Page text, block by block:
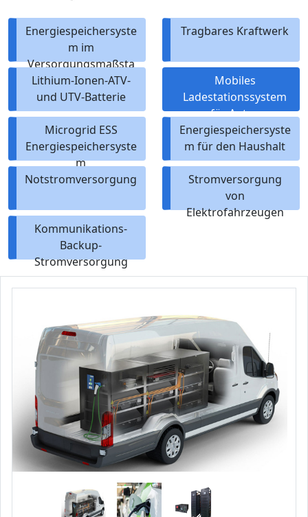
Energiespeichersyste
m im
Versorgungsmaßsta
b
Tragbares Kraftwerk
Lithium-Ionen-ATV-
und UTV-Batterie
Mobiles
Ladestationssystem
für Autos
Microgrid ESS
Energiespeichersyste
m
Energiespeichersyste
m für den Haushalt
Notstromversorgung
Stromversorgung
von
Elektrofahrzeugen
Kommunikations-
Backup-
Stromversorgung